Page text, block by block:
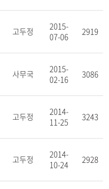
고두정
2015-
07-06
2919
사무국
2015-
02-16
3086
고두정
2014-
11-25
3243
고두정
2014-
10-24
2928